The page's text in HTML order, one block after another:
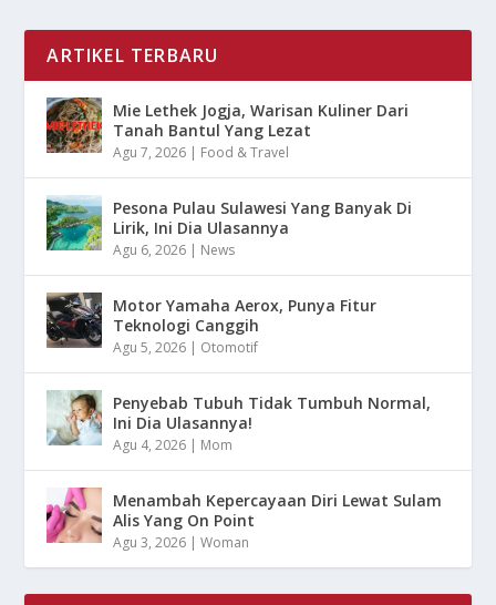
ARTIKEL TERBARU
Mie Lethek Jogja, Warisan Kuliner Dari
Tanah Bantul Yang Lezat
Agu 7, 2026 | Food & Travel
Pesona Pulau Sulawesi Yang Banyak Di
Lirik, Ini Dia Ulasannya
Agu 6, 2026 | News
Motor Yamaha Aerox, Punya Fitur
Teknologi Canggih
Agu 5, 2026 | Otomotif
Penyebab Tubuh Tidak Tumbuh Normal,
Ini Dia Ulasannya!
Agu 4, 2026 | Mom
Menambah Kepercayaan Diri Lewat Sulam
Alis Yang On Point
Agu 3, 2026 |Woman